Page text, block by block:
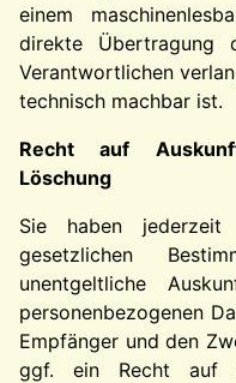
einem
direkte Übertragung
Verantwortlichen
technisch machbar ist.
Recht auf
Löschung
Sie haben
gesetzlichen
unentgeltliche
personenbezogenen
Empfänger und den
ggf. ein Recht auf